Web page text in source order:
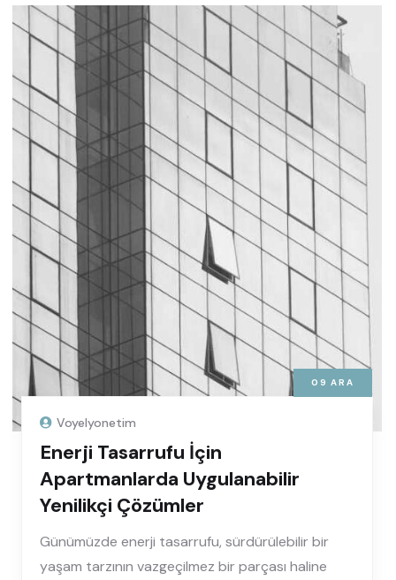
09 ARA
Voyelyonetim
Enerji Tasarrufu İçin
Apartmanlarda Uygulanabilir
Yenilikçi Çözümler
Günümüzde enerji tasarrufu, sürdürülebilir bir
yaşam tarzının vazgeçilmez bir parçası haline